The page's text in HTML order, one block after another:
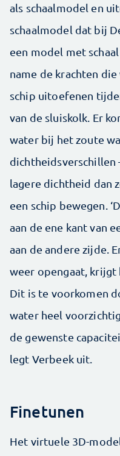
als schaalmodel en
schaalmodel dat bij
een model met
name de krachten
schip uitoefenen
van de sluiskolk. Er
water bij het zoute
dichtheidsverschillen
lagere dichtheid dan
een schip bewegen.
aan de ene kant van
aan de andere zijde.
weer opengaat, krijgt
Dit is te voorkomen
water heel
de gewenste
legt Verbeek uit.
Finetunen
Het virtuele 3D-